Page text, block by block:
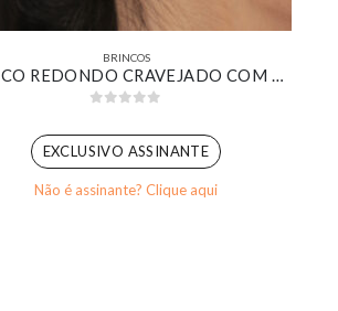
BRINCOS
BRINCO REDONDO CRAVEJADO COM ZIRCÔNIA ESMERALDA BANHADO EM OURO 18K
EXCLUSIVO ASSINANTE
Não é assinante? Clique aqui